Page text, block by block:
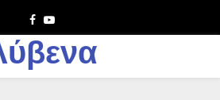
Facebook
Youtube